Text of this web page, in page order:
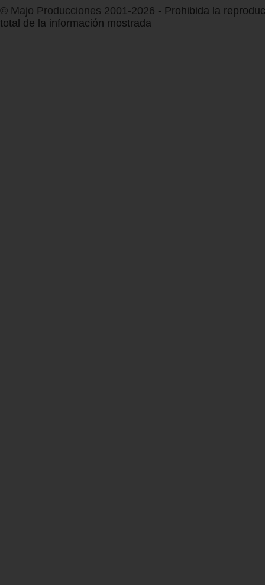
© Majo Producciones 2001-2026 - Prohibida la
total de la información mostrada